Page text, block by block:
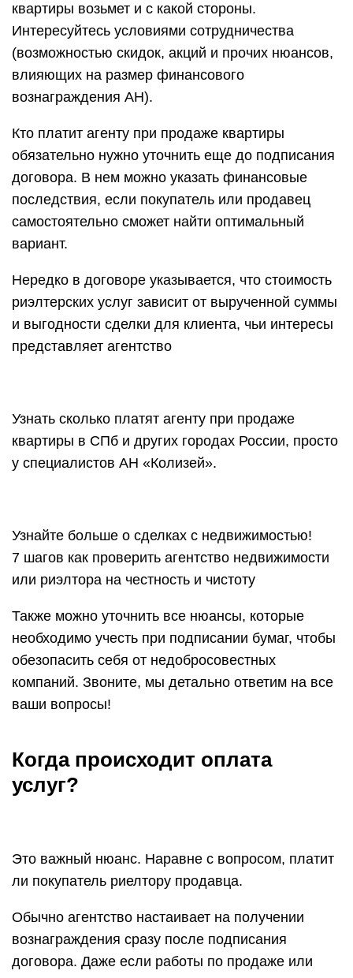
квартиры возьмет и с какой стороны.
Интересуйтесь условиями сотрудничества
(возможностью скидок, акций и прочих нюансов,
влияющих на размер финансового
вознаграждения АН).
Кто платит агенту при продаже квартиры
обязательно нужно уточнить еще до подписания
договора. В нем можно указать финансовые
последствия, если покупатель или продавец
самостоятельно сможет найти оптимальный
вариант.
Нередко в договоре указывается, что стоимость
риэлтерских услуг зависит от вырученной суммы
и выгодности сделки для клиента, чьи интересы
представляет агентство
Узнать сколько платят агенту при продаже
квартиры в СПб и других городах России, просто
у специалистов АН «Колизей».
Узнайте больше о сделках с недвижимостью!
7 шагов как проверить агентство недвижимости
или риэлтора на честность и чистоту
Также можно уточнить все нюансы, которые
необходимо учесть при подписании бумаг, чтобы
обезопасить себя от недобросовестных
компаний. Звоните, мы детально ответим на все
ваши вопросы!
Когда происходит оплата
услуг?
Это важный нюанс. Наравне с вопросом, платит
ли покупатель риелтору продавца.
Обычно агентство настаивает на получении
вознаграждения сразу после подписания
договора. Даже если работы по продаже или